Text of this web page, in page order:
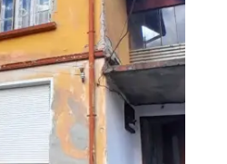
и да получите